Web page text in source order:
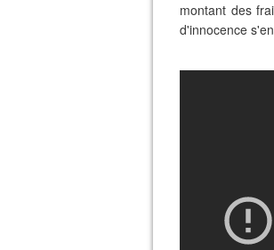
montant des
d'innocence